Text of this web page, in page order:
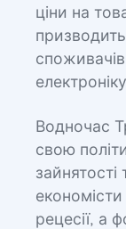
ціни на
Водночас
свою
зайнятості
рецесії, а